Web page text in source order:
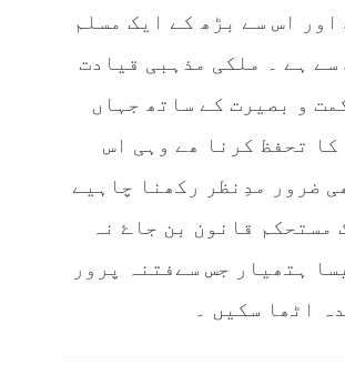
اور اس سے بڑھ کے ایک مسلم
سے ہے ۔ ملکی مذہبی قیادت
و بصیرت کے ساتھ جہاں
کا تحفظ کرنا ھے وہی اس
ضرور مدِنظر رکھنا چاہیے
مستحکم قانون بن جاۓ نہ
ہتھیار جس سےفتنہ پرور
اٹھا سکیں ۔